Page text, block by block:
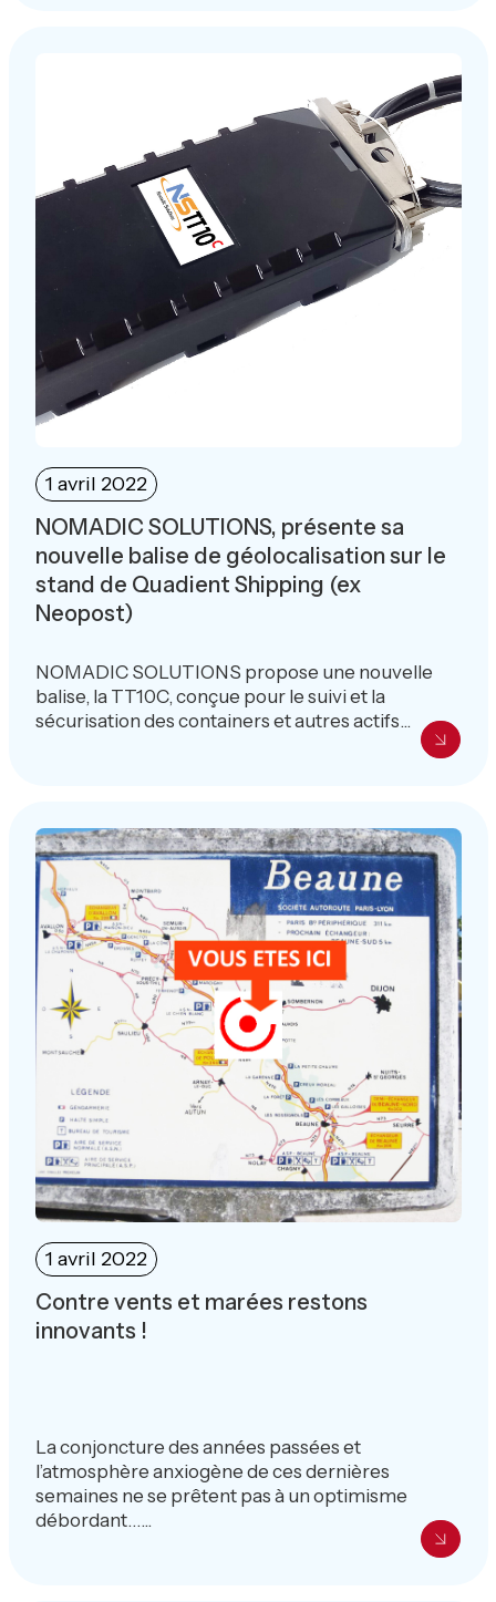
1 avril 2022
NOMADIC SOLUTIONS, présente sa
nouvelle balise de géolocalisation sur le
stand de Quadient Shipping (ex
Neopost)
NOMADIC SOLUTIONS propose une nouvelle
balise, la TT10C, conçue pour le suivi et la
sécurisation des containers et autres actifs...
1 avril 2022
Contre vents et marées restons
innovants !
La conjoncture des années passées et
l’atmosphère anxiogène de ces dernières
semaines ne se prêtent pas à un optimisme
débordant…...